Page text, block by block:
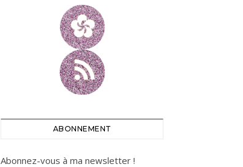
ABONNEMENT
Abonnez-vous à ma newsletter !